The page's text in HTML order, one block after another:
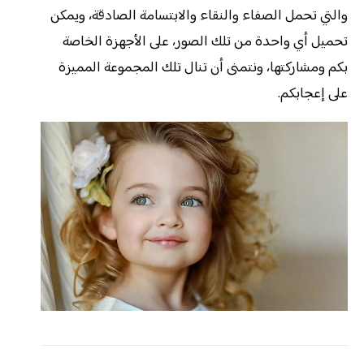
والتي تحمل الصفاء والنقاء والابتسامة الصادقة، ويمكن
تحميل أي واحدة من تلك الصور، على الأجهزة الخاصة
بكم ومشاركتها، ونتمنى أن تنال تلك المجموعة المميزة
على إعجابكم.